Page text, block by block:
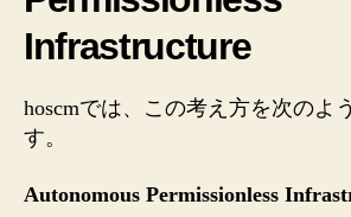
Infrastructure
hoscmでは、この考え方を次のよ
す。
Autonomous Permissionless